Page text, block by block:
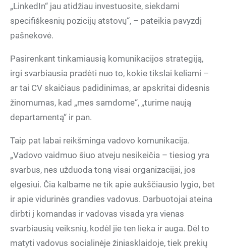
„LinkedIn“ jau atidžiau investuosite, siekdami
specifiškesnių pozicijų atstovų“, – pateikia pavyzdį
pašnekovė.
Pasirenkant tinkamiausią komunikacijos strategiją,
irgi svarbiausia pradėti nuo to, kokie tikslai keliami –
ar tai CV skaičiaus padidinimas, ar apskritai didesnis
žinomumas, kad „mes samdome“, „turime naują
departamentą“ ir pan.
Taip pat labai reikšminga vadovo komunikacija.
„Vadovo vaidmuo šiuo atveju nesikeičia – tiesiog yra
svarbus, nes užduoda toną visai organizacijai, jos
elgesiui. Čia kalbame ne tik apie aukščiausio lygio, bet
ir apie vidurinės grandies vadovus. Darbuotojai ateina
dirbti į komandas ir vadovas visada yra vienas
svarbiausių veiksnių, kodėl jie ten lieka ir auga. Dėl to
matyti vadovus socialinėje žiniasklaidoje, tiek prekių